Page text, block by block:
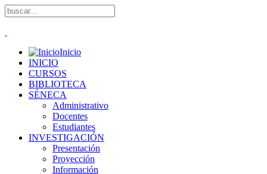
Inicio
INICIO
CURSOS
BIBLIOTECA
SÉNECA
Administrativo
Docentes
Estudiantes
INVESTIGACIÓN
Presentación
Proyección
Información